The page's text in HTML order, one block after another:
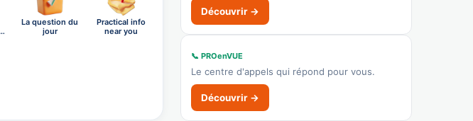
La question du
jour
Practical info
near you
Découvrir →
📞 PROenVUE
Le centre d'appels qui répond pour vous.
Découvrir →